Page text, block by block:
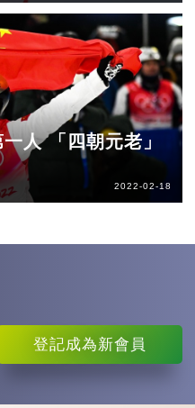
人 「四朝元老」
2022-02-18
登記成為新會員